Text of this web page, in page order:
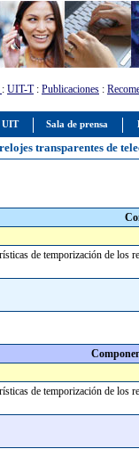
UIT Sala de prensa
: UIT-T: Publicaciones :
transparentes de
de temporización de los
de temporización de los